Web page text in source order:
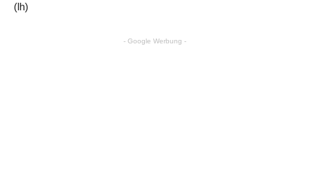
(lh)
- Google Werbung -